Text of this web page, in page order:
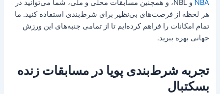
NBA
و NBL، و همچنین مسابقات محلی و ملی، شما می‌توانید در
هر لحظه از فرصت‌های بی‌نظیر برای شرط‌بندی استفاده کنید. ما
تمام امکانات را فراهم کرده‌ایم تا از تمامی جنبه‌های این ورزش
جهانی بهره ببرید.
تجربه شرط‌بندی پویا در مسابقات زنده
بسکتبال